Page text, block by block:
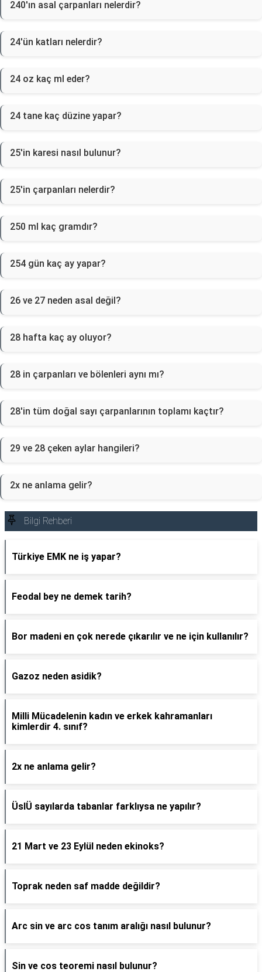
240'ın asal çarpanları nelerdir?
24'ün katları nelerdir?
24 oz kaç ml eder?
24 tane kaç düzine yapar?
25'in karesi nasıl bulunur?
25'in çarpanları nelerdir?
250 ml kaç gramdır?
254 gün kaç ay yapar?
26 ve 27 neden asal değil?
28 hafta kaç ay oluyor?
28 in çarpanları ve bölenleri aynı mı?
28'in tüm doğal sayı çarpanlarının toplamı kaçtır?
29 ve 28 çeken aylar hangileri?
2x ne anlama gelir?
Bilgi Rehberi
Türkiye EMK ne iş yapar?
Feodal bey ne demek tarih?
Bor madeni en çok nerede çıkarılır ve ne için kullanılır?
Gazoz neden asidik?
Milli Mücadelenin kadın ve erkek kahramanları
kimlerdir 4. sınıf?
2x ne anlama gelir?
ÜslÜ sayılarda tabanlar farklıysa ne yapılır?
21 Mart ve 23 Eylül neden ekinoks?
Toprak neden saf madde değildir?
Arc sin ve arc cos tanım aralığı nasıl bulunur?
Sin ve cos teoremi nasıl bulunur?